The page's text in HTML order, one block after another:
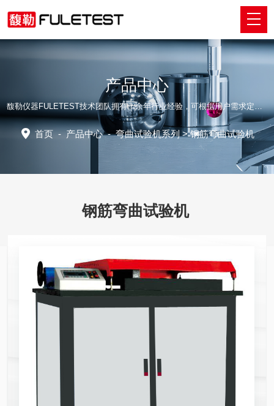
产品中心
馥勒仪器FULETEST技术团队拥有十余年行业经验，可根据用户需求定制适配的专业解决方案。
首页 -产品中心-弯曲试验机系列> 钢筋弯曲试验机
钢筋弯曲试验机